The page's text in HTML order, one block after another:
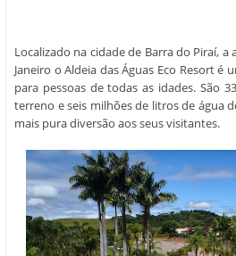
Localizado na cidade de Barra do Piraí, a
Janeiro o Aldeia das Águas Eco Resort é
para pessoas de todas as idades. São
terreno e seis milhões de litros de água
mais pura diversão aos seus visitantes.